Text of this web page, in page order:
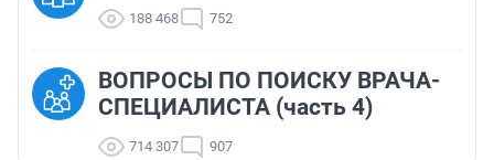
188 468 752
ВОПРОСЫ ПО ПОИСКУ ВРАЧА-
СПЕЦИАЛИСТА (часть 4)
714 307 907